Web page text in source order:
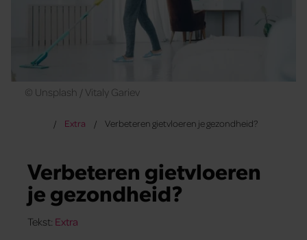
© Unsplash / Vitaly Gariev
Extra Verbeteren gietvloeren je gezondheid?
Verbeteren gietvloeren
je gezondheid?
Tekst: Extra